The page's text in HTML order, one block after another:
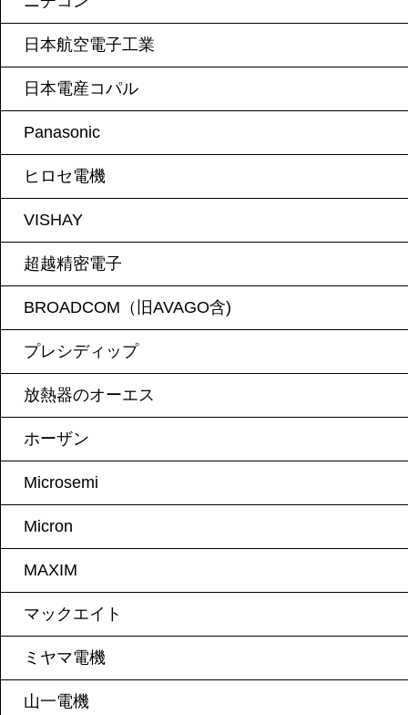
日本航空電子工業
日本電産コパル
Panasonic
ヒロセ電機
VISHAY
超越精密電子
BROADCOM（旧AVAGO含)
プレシディップ
放熱器のオーエス
ホーザン
Microsemi
Micron
MAXIM
マックエイト
ミヤマ電機
山一電機